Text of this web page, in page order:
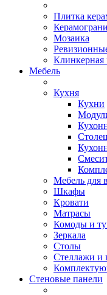
Плитка
Мозаика
Клинкерная
Мебель
Кухня
Кухни
Мебель для
Шкафы
Кровати
Матрасы
Комоды и
Зеркала
Столы
Стеллажи и
Стеновые панели